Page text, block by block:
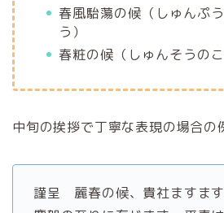
春風駘蕩の候（しゅんぷ
う）
春粧の候（しゅんそうのこ
中旬の挨拶で丁寧な表現の場合の
謹呈 麗春の候、貴社ますま